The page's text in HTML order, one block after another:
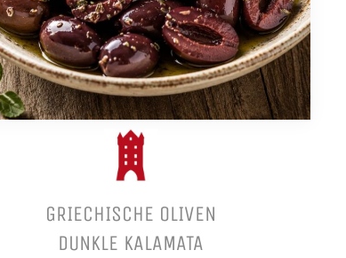
GRIECHISCHE OLIVEN
DUNKLE KALAMATA